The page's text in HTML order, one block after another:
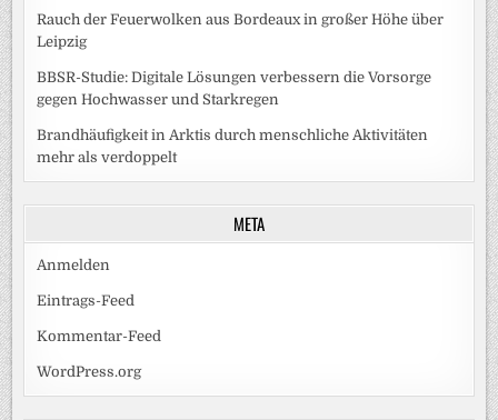
Rauch der Feuerwolken aus Bordeaux in großer Höhe über
Leipzig
BBSR-Studie: Digitale Lösungen verbessern die Vorsorge
gegen Hochwasser und Starkregen
Brandhäufigkeit in Arktis durch menschliche Aktivitäten
mehr als verdoppelt
META
Anmelden
Eintrags-Feed
Kommentar-Feed
WordPress.org